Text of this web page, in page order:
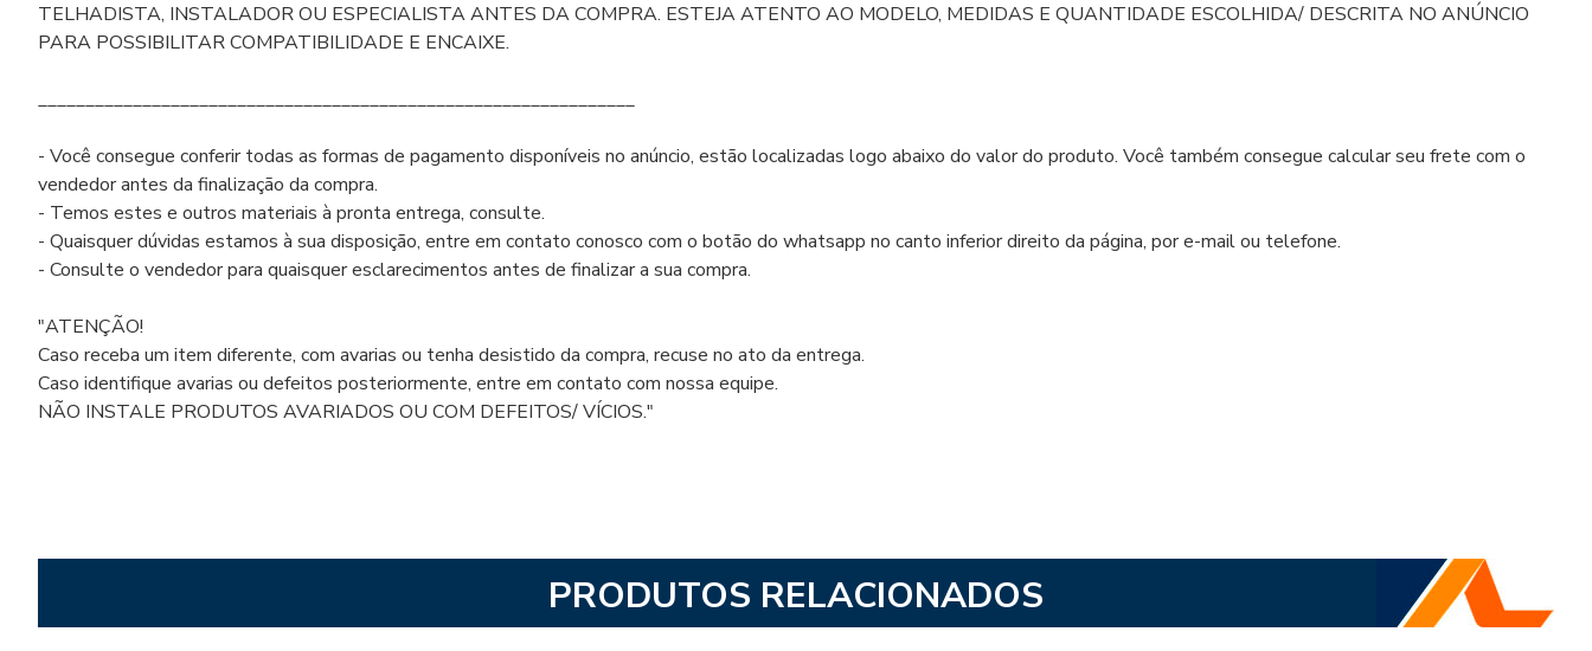
TELHADISTA, INSTALADOR OU ESPECIALISTA ANTES DA COMPRA. ESTEJA ATENTO AO MODELO, MEDIDAS E QUANTIDADE ESCOLHIDA/ DESCRITA NO ANÚNCIO
PARA POSSIBILITAR COMPATIBILIDADE E ENCAIXE.
_______________________________________________________________
- Você consegue conferir todas as formas de pagamento disponíveis no anúncio, estão localizadas logo abaixo do valor do produto. Você também consegue calcular seu frete com o
vendedor antes da finalização da compra.
- Temos estes e outros materiais à pronta entrega, consulte.
- Quaisquer dúvidas estamos à sua disposição, entre em contato conosco com o botão do whatsapp no canto inferior direito da página, por e-mail ou telefone.
- Consulte o vendedor para quaisquer esclarecimentos antes de finalizar a sua compra.
"ATENÇÃO!
Caso receba um item diferente, com avarias ou tenha desistido da compra, recuse no ato da entrega.
Caso identifique avarias ou defeitos posteriormente, entre em contato com nossa equipe.
NÃO INSTALE PRODUTOS AVARIADOS OU COM DEFEITOS/ VÍCIOS."
PRODUTOS RELACIONADOS